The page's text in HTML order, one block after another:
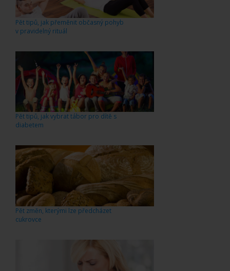
Pět tipů, jak přeměnit občasný pohyb
v pravidelný rituál
Pět tipů, jak vybrat tábor pro dítě s
diabetem
Pět změn, kterými lze předcházet
cukrovce